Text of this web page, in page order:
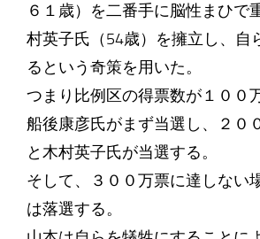
６１歳）を二番手に脳性まひで
村英子氏（54歳）を擁立し、自
るという奇策を用いた。
つまり比例区の得票数が１００
船後康彦氏がまず当選し、２０
と木村英子氏が当選する。
そして、３００万票に達しない
は落選する。